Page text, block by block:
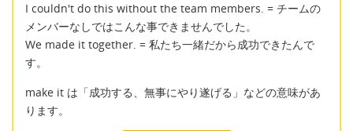
I couldn't do this without the team members. = チームの
メンバーなしではこんな事できませんでした。
We made it together. = 私たち一緒だから成功できたんで
す。
make it は「成功する、無事にやり遂げる」などの意味があ
ります。